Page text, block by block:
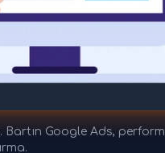
Google Ads,